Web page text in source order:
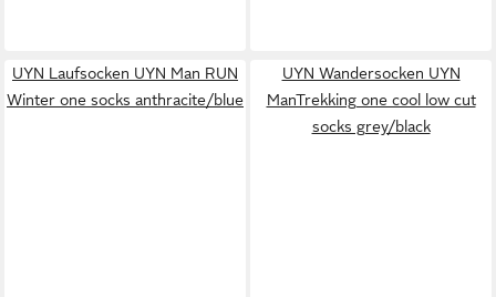
UYN Laufsocken UYN Man RUN
Winter one socks anthracite/blue
UYN Wandersocken UYN
ManTrekking one cool low cut
socks grey/black